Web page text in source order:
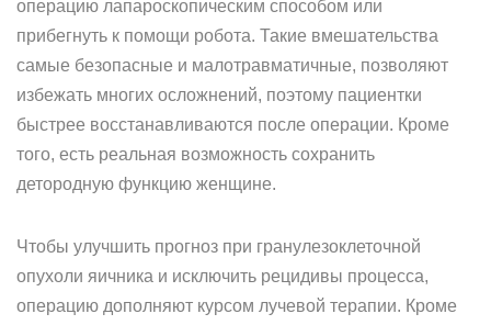
операцию лапароскопическим способом или
прибегнуть к помощи робота. Такие вмешательства
самые безопасные и малотравматичные, позволяют
избежать многих осложнений, поэтому пациентки
быстрее восстанавливаются после операции. Кроме
того, есть реальная возможность сохранить
детородную функцию женщине.
Чтобы улучшить прогноз при гранулезоклеточной
опухоли яичника и исключить рецидивы процесса,
операцию дополняют курсом лучевой терапии. Кроме